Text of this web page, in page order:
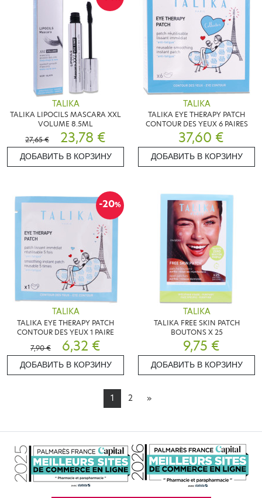
TALIKA
TALIKA LIPOCILS MASCARA XXL
VOLUME 8.5ML
27,65 €
23,78 €
ДОБАВИТЬ В КОРЗИНУ
TALIKA
TALIKA EYE THERAPY PATCH
CONTOUR DES YEUX 6 PAIRES
37,60 €
ДОБАВИТЬ В КОРЗИНУ
-20%
TALIKA
TALIKA EYE THERAPY PATCH
CONTOUR DES YEUX 1 PAIRE
7,90 €
6,32 €
ДОБАВИТЬ В КОРЗИНУ
TALIKA
TALIKA FREE SKIN PATCH
BOUTONS X 25
9,75 €
ДОБАВИТЬ В КОРЗИНУ
1 2 »